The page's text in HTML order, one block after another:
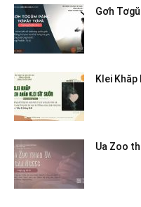
Gơh
Klei
Ua Zoo